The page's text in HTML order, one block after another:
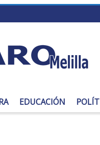
EDUCACIÓN